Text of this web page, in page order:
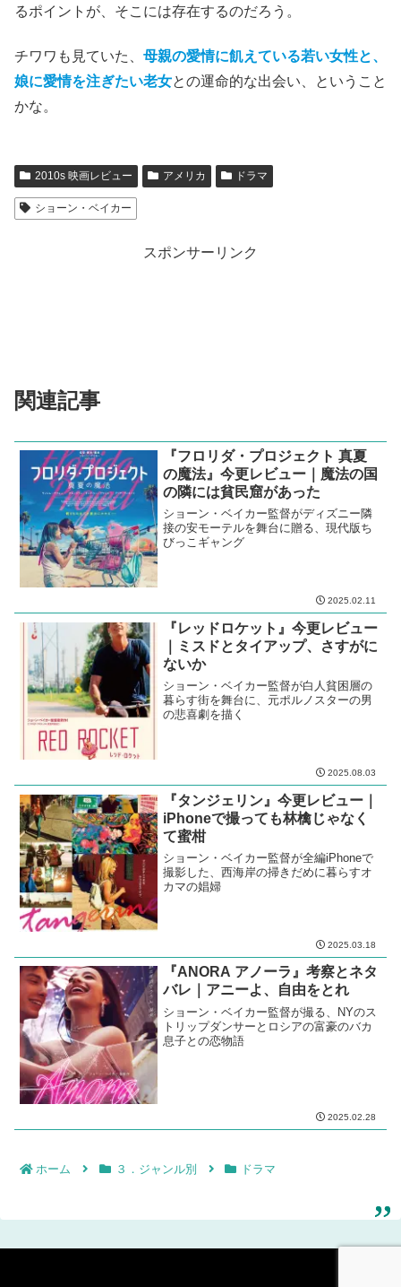
るポイントが、そこには存在するのだろう。
チワワも見ていた、 母親の愛情に飢えている若い女性と、
娘に愛情を注ぎたい老女との運命的な出会い、ということ
かな。
2010s 映画レビュー アメリカ ドラマ
ショーン・ベイカー
スポンサーリンク
関連記事
『フロリダ・プロジェクト 真夏
の魔法』今更レビュー｜魔法の国
の隣には貧民窟があった
ショーン・ベイカー監督がディズニー隣
接の安モーテルを舞台に贈る、現代版ち
びっこギャング
2025.02.11
『レッドロケット』今更レビュー
｜ミスドとタイアップ、さすがに
ないか
ショーン・ベイカー監督が白人貧困層の
暮らす街を舞台に、元ポルノスターの男
の悲喜劇を描く
2025.08.03
『タンジェリン』今更レビュー｜
iPhoneで撮っても林檎じゃなく
て蜜柑
ショーン・ベイカー監督が全編iPhoneで
撮影した、西海岸の掃きだめに暮らすオ
カマの娼婦
2025.03.18
『ANORA アノーラ』考察とネタ
バレ｜アニーよ、自由をとれ
ショーン・ベイカー監督が撮る、NYのス
トリップダンサーとロシアの富豪のバカ
息子との恋物語
2025.02.28
ホーム ３．ジャンル別 ドラマ